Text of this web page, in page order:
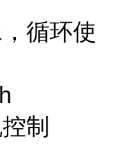
循环使
制